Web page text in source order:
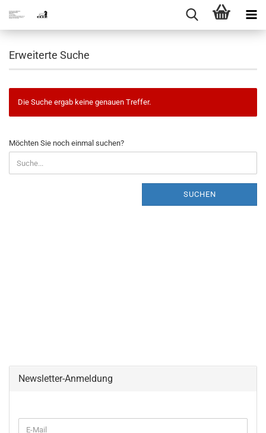
Erweiterte Suche
Die Suche ergab keine genauen Treffer.
MÖCHTEN
SIE
NOCH
EINMAL
Möchten Sie noch einmal suchen?
SUCHEN
Newsletter-Anmeldung
E-